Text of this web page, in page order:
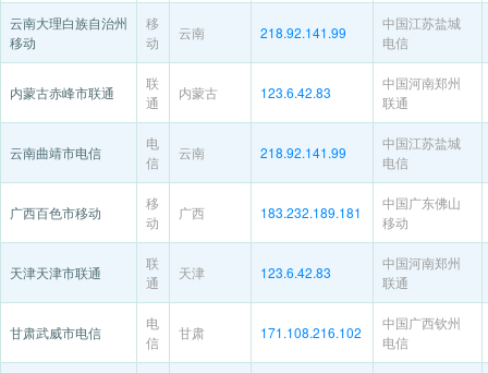
云南大理白族自治州
移动
移
动
云南 218.92.141.99
中国江苏盐城
电信
内蒙古赤峰市联通
联
通
内蒙古 123.6.42.83
中国河南郑州
联通
云南曲靖市电信
电
信
云南 218.92.141.99
中国江苏盐城
电信
广西百色市移动
移
动
广西 183.232.189.181
中国广东佛山
移动
天津天津市联通
联
通
天津 123.6.42.83
中国河南郑州
联通
甘肃武威市电信
电
信
甘肃 171.108.216.102
中国广西钦州
电信